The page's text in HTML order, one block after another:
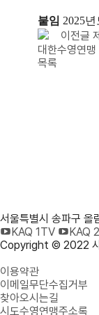
붙임 2025년
이전글
대한수영연
목록
서울특별시 송파구
KAQ 1TV
KAQ
Copyright © 2022
이용약관
이메일무단수집거부
찾아오시는길
시도수영연맹주소록